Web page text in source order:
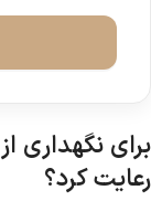
برای نگهداری
رعایت کرد؟